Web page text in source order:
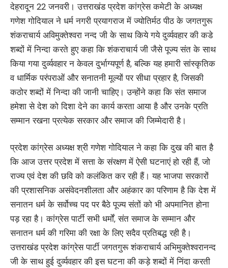
देहरादून 22 जनवरी। उत्तराखंड प्रदेश कांग्रेस कमेटी के अध्यक्ष
गणेश गोदियाल ने धर्म नगरी प्रयागराज में ज्योतिर्मठ पीठ के जगतगुरू
शंकराचार्य अविमुक्तेश्वरा नन्द जी के साथ किये गये दुर्व्यवहार की कडे
शब्दों में निन्दा करते हुए कहा कि शंकराचार्य जी जैसे पूज्य संत के साथ
किया गया दुर्व्यवहार न केवल दुर्भाग्यपूर्ण है, बल्कि यह हमारी सांस्कृतिक
व धार्मिक परंपराओं और सनातनी मूल्यों पर सीधा प्रहार है, जिसकी
कठोर शब्दों में निन्दा की जानी चाहिए। उन्होंने कहा कि संत समाज
हमेशा से देश को दिशा देने का कार्य करता आया है और उनके प्रति
सम्मान रखना प्रत्येक सरकार और समाज की जिम्मेदारी है।
प्रदेश कांग्रेस अध्यक्ष श्री गणेश गोदियाल ने कहा कि दुख की बात है
कि आज उत्तर प्रदेश में सत्ता के संरक्षण में ऐसी घटनाएं हो रही हैं, जो
राज्य एवं देश की छवि को कलंकित कर रही हैं। यह भाजपा सरकारों
की प्रशासनिक असंवेदनशीलता और अहंकार का परिणाम है कि देश में
सनातन धर्म के सर्वोच्च पद पर बैठे पूज्य संतों को भी अपमानित होना
पड़ रहा है। कांग्रेस पार्टी सभी धर्मों, संत समाज के सम्मान और
सनातन धर्म की गरिमा की रक्षा के लिए सदैव प्रतिबद्ध रही है।
उत्तराखंड प्रदेश कांग्रेस पार्टी जगतगुरू शंकराचार्य अभिमुक्तेश्वरानन्द
जी के साथ हुई दुर्व्यवहार की इस घटना की कड़े शब्दों में निंदा करती